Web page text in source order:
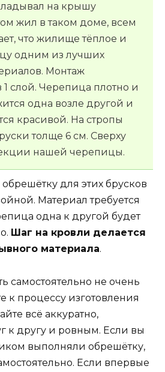
на крышу
жил в таком доме, всем
что жилище тёплое и
одним из лучших
Монтаж
1 слой. Черепица плотно и
одна возле другой и
красивой. На стропы
толще 6 см. Сверху
нашей черепицы.
обрешётку для этих брусков
Материал требуется
одна к другой будет
Шаг на кровли делается
материала.
самостоятельно не очень
к процессу изготовления
всё аккуратно,
к другу и ровным. Если вы
выполняли обрешётку,
Если впервые